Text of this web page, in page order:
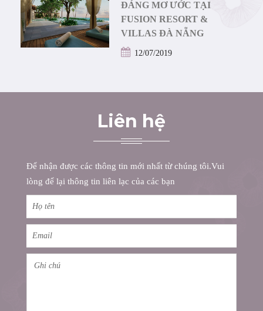
ĐÁNG MƠ ƯỚC TẠI
FUSION RESORT &
VILLAS ĐÀ NẴNG
12/07/2019
Liên hệ
Để nhận được các thông tin mới nhất từ chúng tôi.Vui
lòng để lại thông tin liên lạc của các bạn